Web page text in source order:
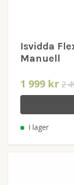
Isvidda
Manuell
1 999 kr 2
I lager